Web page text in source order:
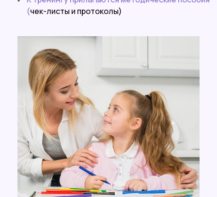
(чек-листы и протоколы)